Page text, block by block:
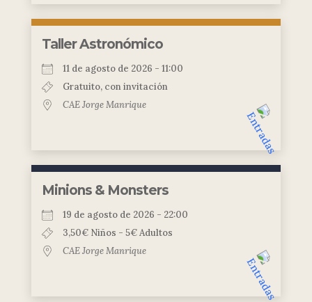
Taller Astronómico
11 de agosto de 2026 - 11:00
Gratuito, con invitación
CAE Jorge Manrique
Minions & Monsters
19 de agosto de 2026 - 22:00
3,50€ Niños - 5€ Adultos
CAE Jorge Manrique